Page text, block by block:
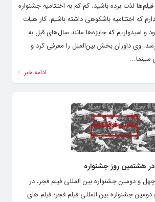
کرد: خوشحالیم که در خدمت شما هستیم و
لذت برده باشید. کم کم به اختتامیه جشنواره
که اختتامیه باشکوهی داشته باشیم. کار هیات
امیدواریم که جایزه‌ها مانند سال‌های قبل به
وی داوران بخش بین‌الملل را معرفی کرد و
ادامه خبر
و دومین جشنواره بین المللی فیلم فجر، در